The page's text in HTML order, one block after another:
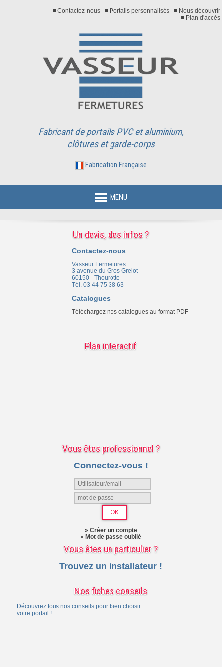
■ Nous découvrir
■ Portails personnalisés
■ Contactez-nous
■ Plan d'accès
Fabricant de portails PVC et aluminium,
clôtures et garde-corps
Fabrication Française
MENU
Un devis, des infos ?
Contactez-nous
Vasseur Fermetures
3 avenue du Gros Grelot
60150 - Thourotte
Tél. 03 44 75 38 63
Catalogues
Téléchargez nos catalogues au format PDF
Plan interactif
Vous êtes professionnel ?
Connectez-vous !
» Créer un compte
» Mot de passe oublié
Vous êtes un particulier ?
Trouvez un installateur !
Nos fiches conseils
Découvrez tous nos conseils pour bien choisir
votre portail !